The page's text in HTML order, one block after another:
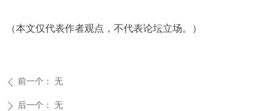
（本文仅代表作者观点，不代表论坛立场。）
ꄴ 前一个： 无
ꄲ 后一个： 无